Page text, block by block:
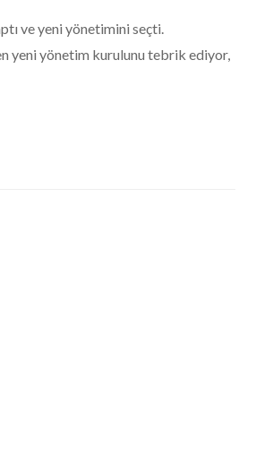
ve yeni yönetimini seçti.
yeni yönetim kurulunu tebrik ediyor,